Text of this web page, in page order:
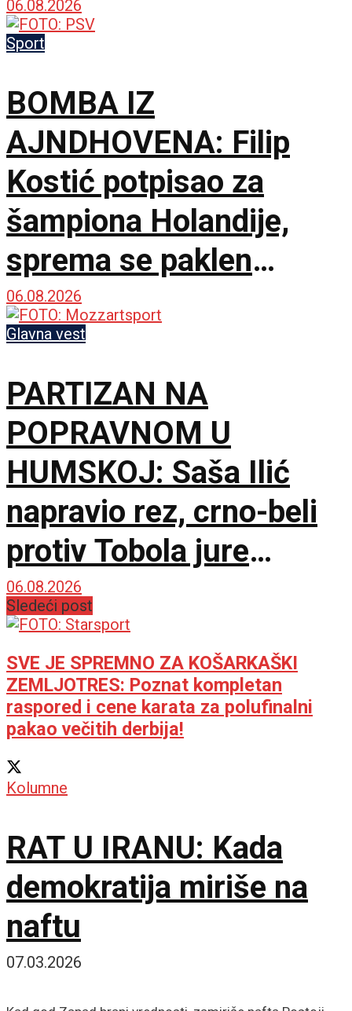
besplatna karta za
humanost!
06.08.2026
Sport
BOMBA IZ
AJNDHOVENA: Filip
Kostić potpisao za
šampiona Holandije,
sprema se paklen
tandem na krilnim
pozicijama!
06.08.2026
Glavna vest
PARTIZAN NA
POPRAVNOM U
HUMSKOJ: Saša Ilić
napravio rez, crno-beli
protiv Tobola jure
750.000 evra i
španskog giganta!
06.08.2026
Sledeći post
SVE JE SPREMNO ZA KOŠARKAŠKI
ZEMLJOTRES: Poznat kompletan
raspored i cene karata za polufinalni
pakao večitih derbija!
Kolumne
RAT U IRANU: Kada
demokratija miriše na
naftu
07.03.2026